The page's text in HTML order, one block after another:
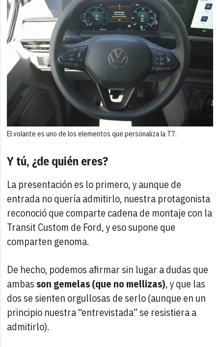
El volante es uno de los elementos que personaliza la T7.
Y tú, ¿de quién eres?
La presentación es lo primero, y aunque de
entrada no quería admitirlo, nuestra protagonista
reconoció que comparte cadena de montaje con la
Transit Custom de Ford, y eso supone que
comparten genoma.
De hecho, podemos afirmar sin lugar a dudas que
ambas son gemelas (que no mellizas), y que las
dos se sienten orgullosas de serlo (aunque en un
principio nuestra “entrevistada” se resistiera a
admitirlo).